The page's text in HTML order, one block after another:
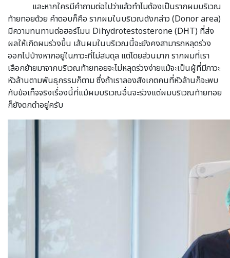
และหากใครมีคำถามต่อไปว่าแล้วทำไมต้องเป็นรากผมบริเวณ
ท้ายทอยด้วย คำตอบก็คือ รากผมในบริเวณดังกล่าว (Donor area)
มีความทนทานต่อฮอร์โมน Dihydrotestosterone (DHT) ที่ส่ง
ผลให้เกิดผมร่วงขึ้น เส้นผมในบริเวณนี้จะยังคงสามารถหลุดร่วง
ออกไปบ้างหากอยู่ในภาวะที่ไม่สมดุล แต่โดยส่วนมาก รากผมที่เรา
เลือกย้ายมาจากบริเวณท้ายทอยจะไม่หลุดร่วงง่ายแม้จะเป็นผู้ที่มีภาวะ
หัวล้านตามพันธุกรรมก็ตาม ซึ่งถ้าเราลองสังเกตคนที่หัวล้านก็จะพบ
กับข้อเท็จจริงเรื่องนี้ที่แม้ผมบริเวณอื่นจะร่วงแต่ผมบริเวณท้ายทอย
ก็ยังดกดำอยู่ครับ